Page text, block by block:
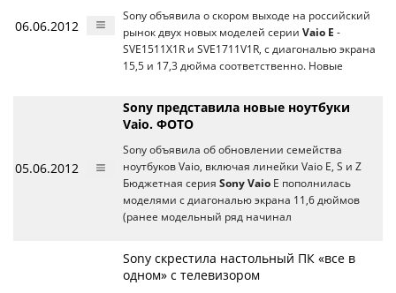
06.06.2012
Sony объявила о скором выходе на российский
рынок двух новых моделей серии Vaio E -
SVE1511X1R и SVE1711V1R, с диагональю экрана
15,5 и 17,3 дюйма соответственно. Новые
05.06.2012
Sony представила новые ноутбуки
Vaio. ФОТО
Sony объявила об обновлении семейства
ноутбуков Vaio, включая линейки Vaio E, S и Z
Бюджетная серия Sony Vaio E пополнилась
моделями с диагональю экрана 11,6 дюймов
(ранее модельный ряд начинал
Sony скрестила настольный ПК «все в
одном» с телевизором